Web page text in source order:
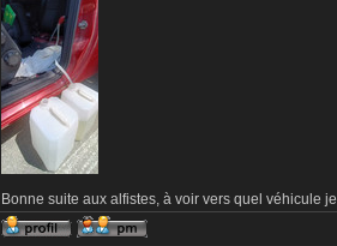
Bonne suite aux alfistes, à voir vers quel véhicule